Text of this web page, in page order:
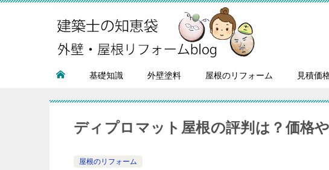
基礎知識 外壁塗料 屋根のリフォーム 見積価
ディプロマット屋根の評判は？価格
屋根のリフォーム